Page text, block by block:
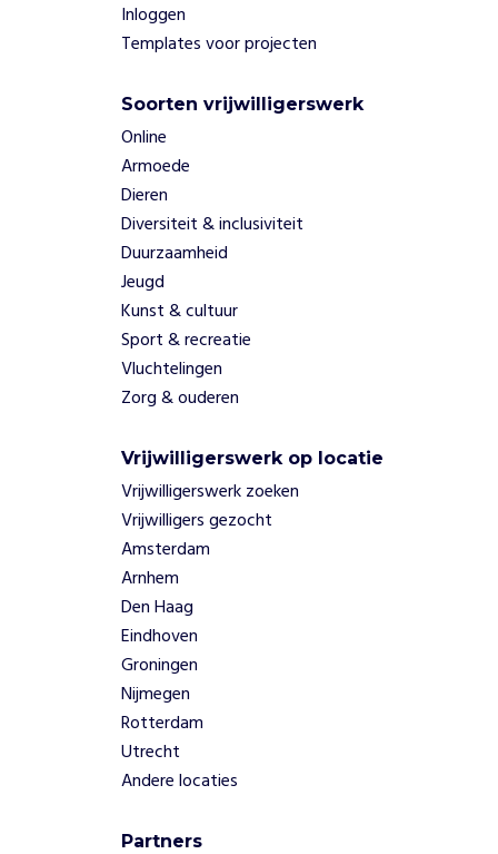
Inloggen
Templates voor projecten
Soorten vrijwilligerswerk
Online
Armoede
Dieren
Diversiteit & inclusiviteit
Duurzaamheid
Jeugd
Kunst & cultuur
Sport & recreatie
Vluchtelingen
Zorg & ouderen
Vrijwilligerswerk op locatie
Vrijwilligerswerk zoeken
Vrijwilligers gezocht
Amsterdam
Arnhem
Den Haag
Eindhoven
Groningen
Nijmegen
Rotterdam
Utrecht
Andere locaties
Partners